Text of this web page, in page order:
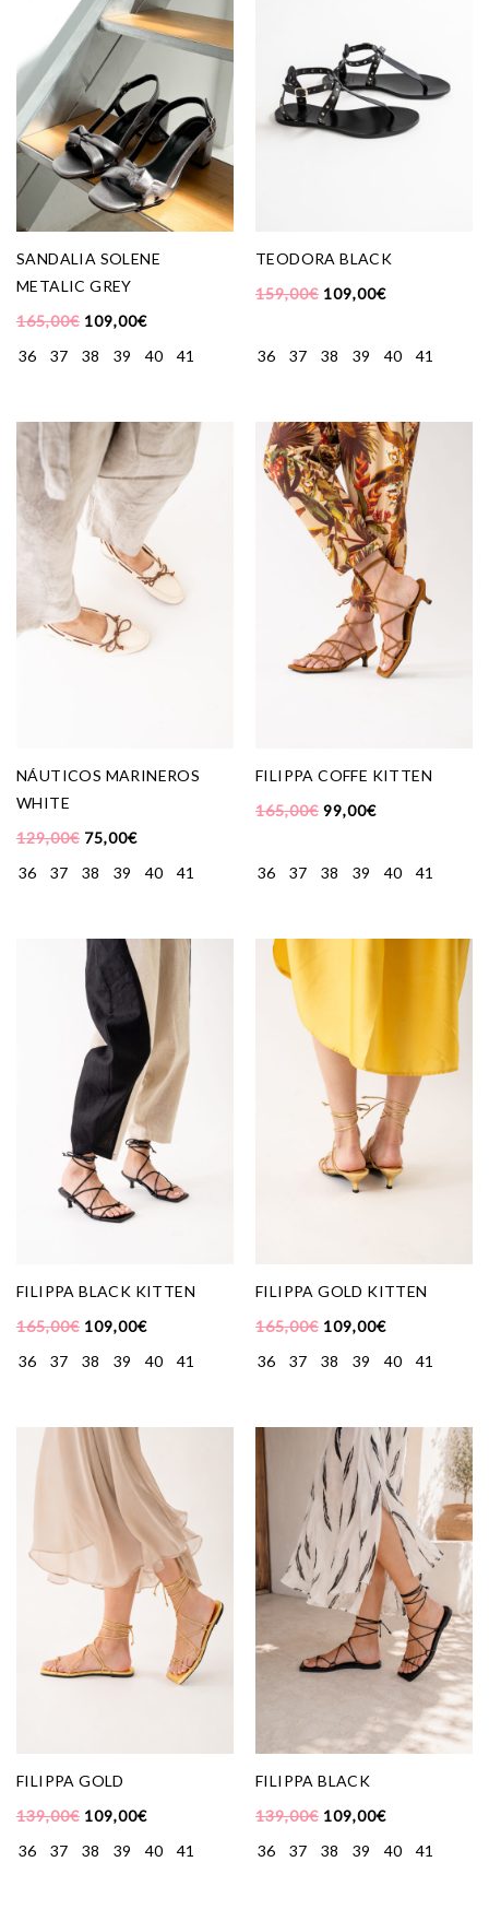
SANDALIA SOLENE
METALIC GREY
165,00€ 109,00€
36
37 38 39 40 41
TEODORA BLACK
159,00€ 109,00€
36 37 38 39 40 41
NÁUTICOS MARINEROS
WHITE
129,00€ 75,00€
36
37 38 39 40 41
FILIPPA COFFE KITTEN
165,00€ 99,00€
36 37 38 39 40 41
FILIPPA BLACK KITTEN
165,00€ 109,00€
36
37 38 39 40 41
FILIPPA GOLD KITTEN
165,00€ 109,00€
36
37 38 39 40 41
FILIPPA GOLD
139,00€ 109,00€
36
37 38 39 40 41
FILIPPA BLACK
139,00€ 109,00€
36
37 38 39 40 41